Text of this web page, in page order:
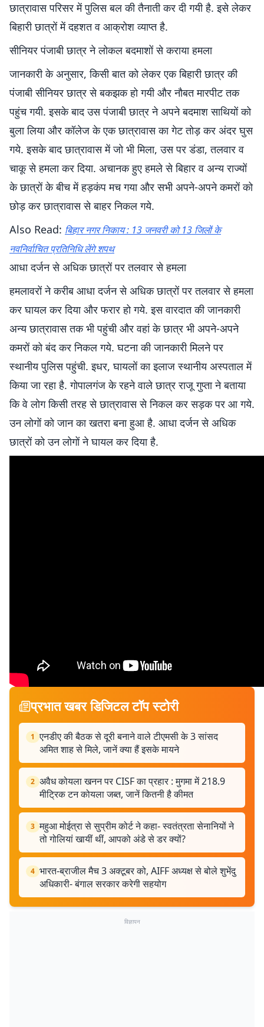
छात्रावास परिसर में पुलिस बल की तैनाती कर दी गयी है. इसे लेकर
बिहारी छात्रों में दहशत व आक्रोश व्याप्त है.
सीनियर पंजाबी छात्र ने लोकल बदमाशों से कराया हमला
जानकारी के अनुसार, किसी बात को लेकर एक बिहारी छात्र की
पंजाबी सीनियर छात्र से बकझक हो गयी और नौबत मारपीट तक
पहुंच गयी. इसके बाद उस पंजाबी छात्र ने अपने बदमाश साथियों को
बुला लिया और कॉलेज के एक छात्रावास का गेट तोड़ कर अंदर घुस
गये. इसके बाद छात्रावास में जो भी मिला, उस पर डंडा, तलवार व
चाकू से हमला कर दिया. अचानक हुए हमले से बिहार व अन्य राज्यों
के छात्रों के बीच में हड़कंप मच गया और सभी अपने-अपने कमरों को
छोड़ कर छात्रावास से बाहर निकल गये.
Also Read: बिहार नगर निकाय : 13 जनवरी को 13 जिलों के
नवनिर्वाचित प्रतिनिधि लेंगे शपथ
आधा दर्जन से अधिक छात्रों पर तलवार से हमला
हमलावरों ने करीब आधा दर्जन से अधिक छात्रों पर तलवार से हमला
कर घायल कर दिया और फरार हो गये. इस वारदात की जानकारी
अन्य छात्रावास तक भी पहुंची और वहां के छात्र भी अपने-अपने
कमरों को बंद कर निकल गये. घटना की जानकारी मिलने पर
स्थानीय पुलिस पहुंची. इधर, घायलों का इलाज स्थानीय अस्पताल में
किया जा रहा है. गोपालगंज के रहने वाले छात्र राजू गुप्ता ने बताया
कि वे लोग किसी तरह से छात्रावास से निकल कर सड़क पर आ गये.
उन लोगों को जान का खतरा बना हुआ है. आधा दर्जन से अधिक
छात्रों को उन लोगों ने घायल कर दिया है.
प्रभात खबर डिजिटल टॉप स्टोरी
1 एनडीए की बैठक से दूरी बनाने वाले टीएमसी के 3 सांसद
अमित शाह से मिले, जानें क्या हैं इसके मायने
2 अवैध कोयला खनन पर CISF का प्रहार : मुगमा में 218.9
मीट्रिक टन कोयला जब्त, जानें कितनी है कीमत
3 महुआ मोईत्रा से सुप्रीम कोर्ट ने कहा- स्वतंत्रता सेनानियों ने
तो गोलियां खायीं थीं, आपको अंडे से डर क्यों?
4 भारत-ब्राजील मैच 3 अक्टूबर को, AIFF अध्यक्ष से बोले शुभेंदु
अधिकारी- बंगाल सरकार करेगी सहयोग
विज्ञापन